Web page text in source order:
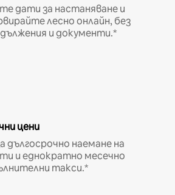
дати за настаняване и
лесно онлайн, без
и документи.*
цени
дългосрочно наемане на
и еднократно месечно
такси.*